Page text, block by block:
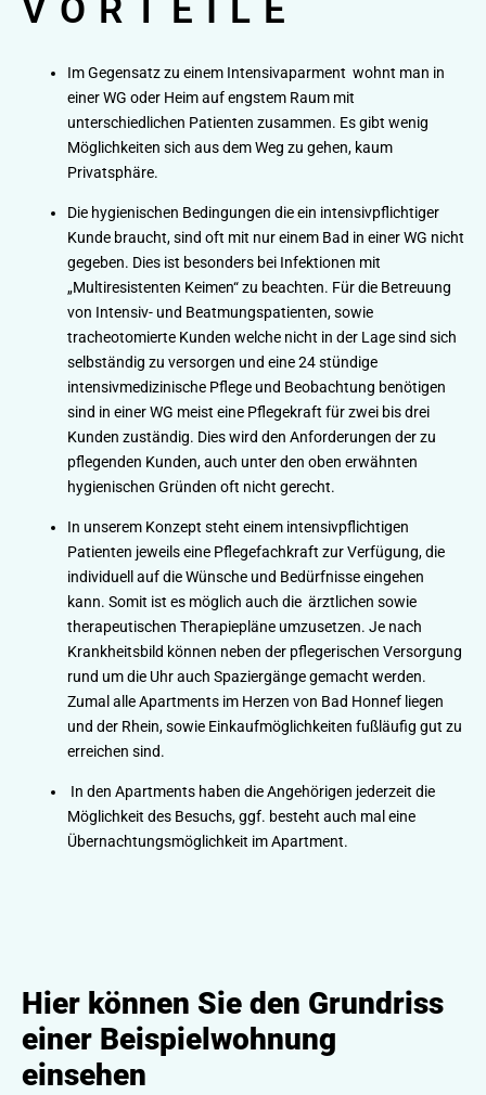
VORTEILE
Im Gegensatz zu einem Intensivaparment wohnt man in
einer WG oder Heim auf engstem Raum mit
unterschiedlichen Patienten zusammen. Es gibt wenig
Möglichkeiten sich aus dem Weg zu gehen, kaum
Privatsphäre.
Die hygienischen Bedingungen die ein intensivpflichtiger
Kunde braucht, sind oft mit nur einem Bad in einer WG nicht
gegeben. Dies ist besonders bei Infektionen mit
„Multiresistenten Keimen“ zu beachten. Für die Betreuung
von Intensiv- und Beatmungspatienten, sowie
tracheotomierte Kunden welche nicht in der Lage sind sich
selbständig zu versorgen und eine 24 stündige
intensivmedizinische Pflege und Beobachtung benötigen
sind in einer WG meist eine Pflegekraft für zwei bis drei
Kunden zuständig. Dies wird den Anforderungen der zu
pflegenden Kunden, auch unter den oben erwähnten
hygienischen Gründen oft nicht gerecht.
In unserem Konzept steht einem intensivpflichtigen
Patienten jeweils eine Pflegefachkraft zur Verfügung, die
individuell auf die Wünsche und Bedürfnisse eingehen
kann. Somit ist es möglich auch die ärztlichen sowie
therapeutischen Therapiepläne umzusetzen. Je nach
Krankheitsbild können neben der pflegerischen Versorgung
rund um die Uhr auch Spaziergänge gemacht werden.
Zumal alle Apartments im Herzen von Bad Honnef liegen
und der Rhein, sowie Einkaufmöglichkeiten fußläufig gut zu
erreichen sind.
In den Apartments haben die Angehörigen jederzeit die
Möglichkeit des Besuchs, ggf. besteht auch mal eine
Übernachtungsmöglichkeit im Apartment.
Hier können Sie den Grundriss
einer Beispielwohnung
einsehen